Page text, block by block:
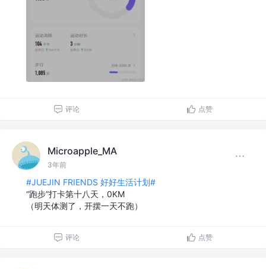
评论 点赞
Microapple_MA
3年前
#JUEJIN FRIENDS 好好生活计划#
“跑步”打卡第十八天，0KM
（明天体测了，开摆一天不跑）
评论 点赞